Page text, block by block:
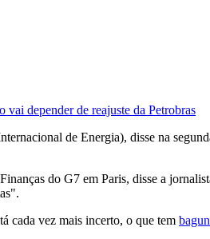
depender de reajuste da Petrobras
de Energia), disse na
do G7 em Paris, disse a
cada vez mais incerto, o que tem